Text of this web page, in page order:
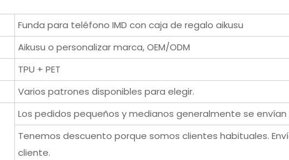
Funda para teléfono IMD con caja de regalo aikusu
Aikusu o personalizar marca, OEM/ODM
TPU + PET
Varios patrones disponibles para elegir.
Los pedidos pequeños y medianos generalmente se envían
Tenemos descuento porque somos clientes habituales.
cliente.